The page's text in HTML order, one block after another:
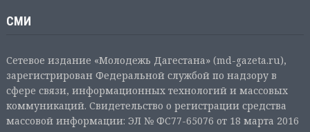
СМИ
Сетевое издание «Молодежь Дагестана» (md-gazeta.ru),
зарегистрирован Федеральной службой по надзору в
сфере связи, информационных технологий и массовых
коммуникаций. Свидетельство о регистрации средства
массовой информации: ЭЛ № ФС77-65076 от 18 марта 2016